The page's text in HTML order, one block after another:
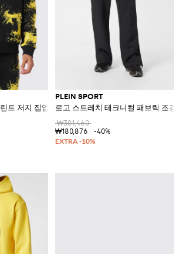
트 저지 집업 후드 스웨트셔츠
PLEIN SPORT
로고 스트레치 테크니컬 패브릭 조깅
₩301,460
₩180,876
-40%